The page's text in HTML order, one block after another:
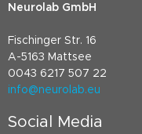
Neurolab GmbH
Fischinger Str. 16
A-5163 Mattsee
0043 6217 507 22
info@neurolab.eu
Social Media